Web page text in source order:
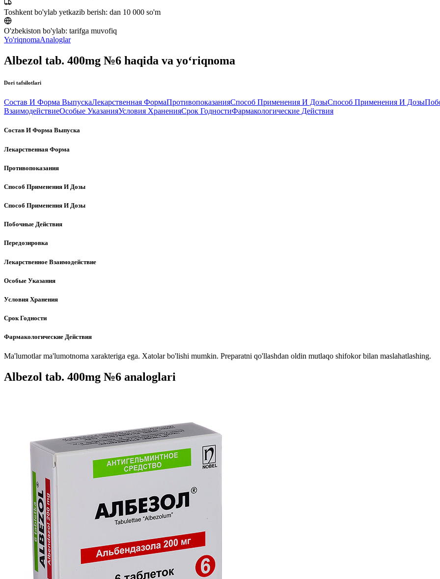
Toshkent bo'ylab yetkazib berish: dan 10 000 so'm
O'zbekiston bo'ylab: tarifga muvofiq
Yo'riqnomaAnaloglar
Albezol tab. 400mg №6 haqida va yo‘riqnoma
Dori tafsilotlari
Состав И Форма ВыпускаЛекарственная ФормаПротивопоказанияСпособ Применения И ДозыСпособ Применения И Дозы
ВзаимодействиеОсобые УказанияУсловия ХраненияСрок ГодностиФармакологические Действия
Состав И Форма Выпуска
Лекарственная Форма
Противопоказания
Способ Применения И Дозы
Способ Применения И Дозы
Побочные Действия
Передозировка
Лекарственное Взаимодействие
Особые Указания
Условия Хранения
Срок Годности
Фармакологические Действия
Ma'lumotlar ma'lumotnoma xarakteriga ega. Xatolar bo'lishi mumkin. Preparatni qo'llashdan oldin mutlaqo shifokor bilan maslahatlashing.
Albezol tab. 400mg №6 analoglari